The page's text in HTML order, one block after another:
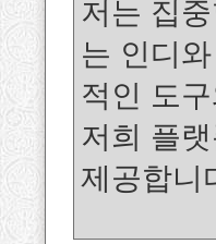
저는 집
는 인디
적인 도
저희 플
제공합니